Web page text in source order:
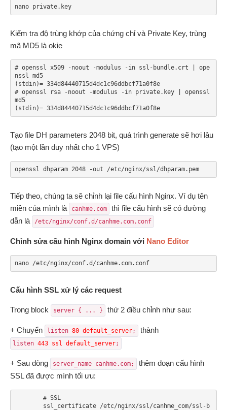
nano private.key
Kiểm tra độ trùng khớp của chứng chỉ và Private Key, trùng
mã MD5 là okie
# openssl x509 -noout -modulus -in ssl-bundle.crt | ope
nssl md5
(stdin)= 334d84440715d4dc1c96ddbcf71a0f8e
# openssl rsa -noout -modulus -in private.key | openssl
md5
(stdin)= 334d84440715d4dc1c96ddbcf71a0f8e
Tạo file DH parameters 2048 bit, quá trình generate sẽ hơi lâu
(tạo một lần duy nhất cho 1 VPS)
openssl dhparam 2048 -out /etc/nginx/ssl/dhparam.pem
Tiếp theo, chúng ta sẽ chỉnh lại file cấu hình Nginx. Ví dụ tên
miền của mình là
canhme.com
thì file cấu hình sẽ có đường
dẫn là
/etc/nginx/conf.d/canhme.com.conf
Chỉnh sửa cấu hình Nginx domain với Nano Editor
nano /etc/nginx/conf.d/canhme.com.conf
Cấu hình SSL xử lý các request
Trong block server { ... } thứ 2 điều chỉnh như sau:
+ Chuyển listen 80 default_server; thành
listen 443 ssl default_server;
+ Sau dòng server_name canhme.com;
thêm đoạn cấu hình
SSL đã được mình tối ưu: